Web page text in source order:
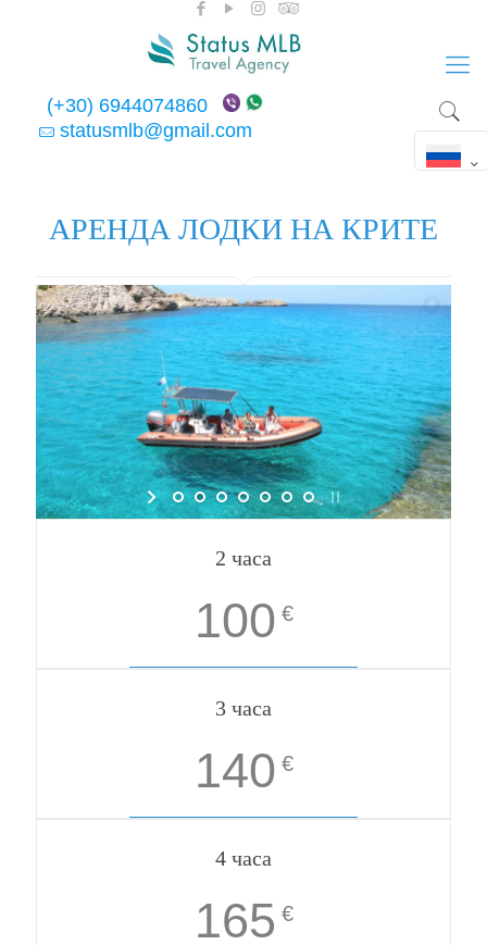
(+30) 6944074860
statusmlb@gmail.com
АРЕНДА ЛОДКИ НА КРИТЕ
2 часа
100 €
3 часа
140 €
4 часа
165 €